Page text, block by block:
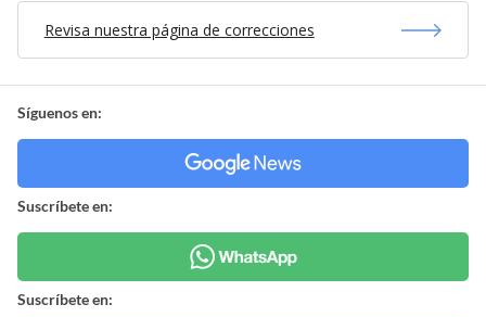
Revisa nuestra página de correcciones
Síguenos en:
Suscríbete en:
Suscríbete en: